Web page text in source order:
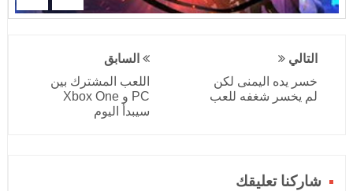
التالي
خسر يده اليمنى لكن
لم يخسر شغفه للعب
السابق
اللعب المشترك بين
PC و Xbox One
سيبدأ اليوم
شاركنا تعليقك